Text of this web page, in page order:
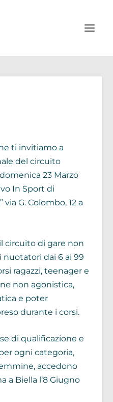
ti invitiamo a
del circuito
23 Marzo
In Sport di
via G. Colombo, 12 a
circuito di gare non
dai 6 ai 99
ragazzi, teenager e
non agonistica,
e poter
durante i corsi.
di qualificazione e
ogni categoria,
accedono
a Biella l’8 Giugno